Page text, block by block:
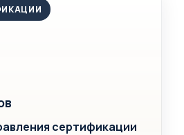
сертификации